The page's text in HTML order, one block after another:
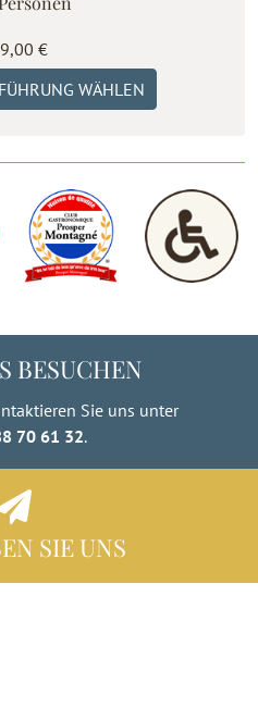
€
€
€
WÄHLEN
Produkt
mehrere
Varianten
auf.
Die
Optionen
können
der
werden
BESUCHEN
Sie uns unter
70 61 32.
SIE UNS